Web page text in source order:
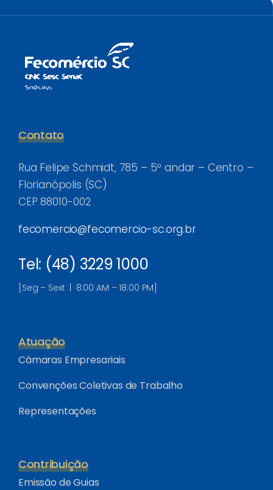
Contato
Rua Felipe Schmidt, 785 – 5º andar – Centro –
Florianópolis (SC)
CEP 88010-002
fecomercio@fecomercio-sc.org.br
Tel: (48) 3229 1000
[Seg – Sext | 8:00 AM – 18:00 PM]
Atuação
Câmaras Empresariais
Convenções Coletivas de Trabalho
Representações
Contribuição
Emissão de Guias